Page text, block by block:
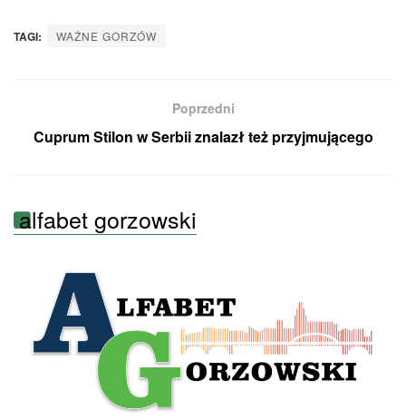
TAGI: WAŻNE GORZÓW
Poprzedni
Cuprum Stilon w Serbii znalazł też przyjmującego
alfabet gorzowski